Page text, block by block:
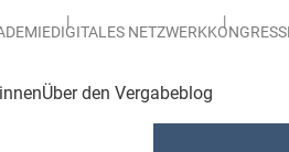
DIGITALES NETZWERK
Über den Vergabeblog